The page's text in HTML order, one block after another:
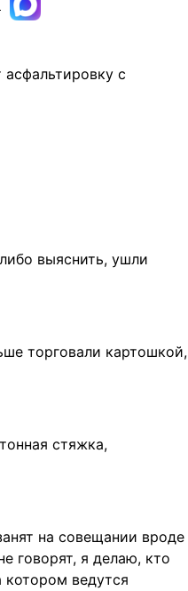
с
выяснить, ушли
торговали картошкой,
стяжка,
на совещании вроде
говорят, я делаю, кто
котором ведутся